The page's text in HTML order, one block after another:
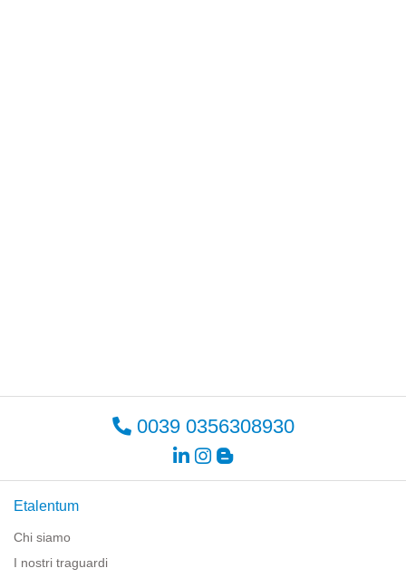
0039 0356308930
Etalentum
Chi siamo
I nostri traguardi